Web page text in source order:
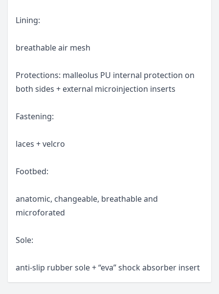
Lining:
breathable air mesh
Protections: malleolus PU internal protection on
both sides + external microinjection inserts
Fastening:
laces + velcro
Footbed:
anatomic, changeable, breathable and
microforated
Sole:
anti-slip rubber sole + “eva” shock absorber insert